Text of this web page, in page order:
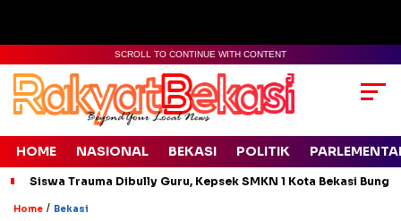
SCROLL TO CONTINUE WITH CONTENT
HOME NASIONAL BEKASI POLITIK
Siswa Trauma Dibully Guru, Kepsek SMKN 1 Kota Bekasi
Home / Bekasi